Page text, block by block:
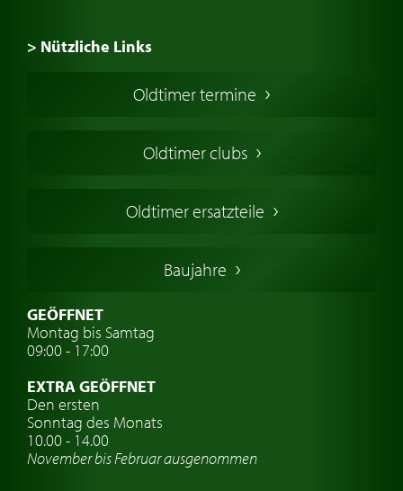
> Nützliche Links
Oldtimers in Europa
Englische Oldtimer
Deutsche Oldtimer
Schwedische Oldtimer
Oldtimer mit h-kennzeichen
Auto Oldtimer Markt
Oldtimer-Versicherung
Oldtimer-Clubs
Oldtimer-Reisen
Oldtimer termine
Oldtimer clubs
Oldtimer ersatzteile
Baujahre
GEÖFFNET
Montag bis Samtag
09:00 - 17:00
EXTRA GEÖFFNET
Den ersten
Sonntag des Monats
10.00 - 14.00
November bis Februar ausgenommen